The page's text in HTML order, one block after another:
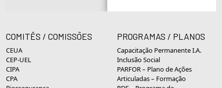
COMITÊS / COMISSÕES
CEUA
CEP-UEL
CIPA
CPA
PROGRAMAS / PLANOS
Capacitação Permanente I.A.
Inclusão Social
PARFOR – Plano de Ações
Articuladas – Formação